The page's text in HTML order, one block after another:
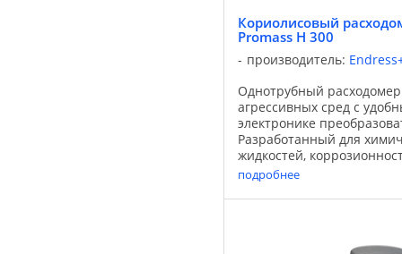
Кориолисовый
Promass H 300
производитель:
Однотрубный
агрессивных сред с
электронике
Разработанный для
жидкостей,
однотрубный расходомер
может использоваться
подробнее